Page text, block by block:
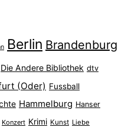
Berlin Brandenburg
Die Andere Bibliothek dtv
(Oder) Fussball
Hammelburg Hanser
Konzert Krimi Kunst Liebe